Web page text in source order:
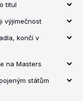
titul
výjimečnost
končí v
na Masters
státům